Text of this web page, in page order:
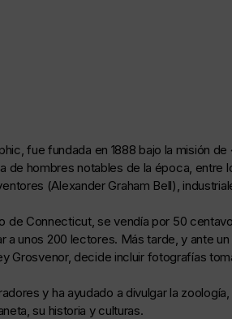
fue fundada en 1888 bajo la misión
de hombres notables de la época,
(Alexander Graham Bell),
Connecticut, se vendía por 50
a unos 200 lectores. Más tarde, y ante
Grosvenor, decide incluir fotografías
y ha ayudado a divulgar la
su historia y culturas.